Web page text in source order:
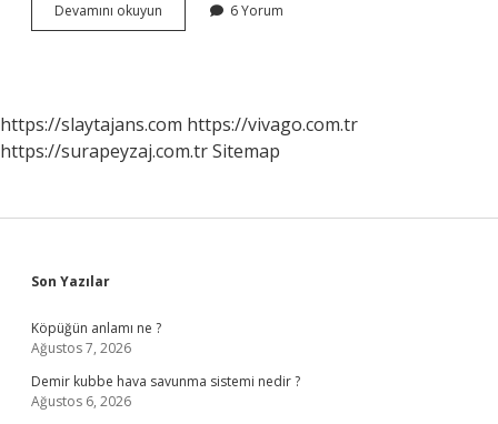
Devamını okuyun
Koreye
6 Yorum
https://slaytajans.com https://vivago.com.tr
https://surapeyzaj.com.trSitemap
Sidebar
Son Yazılar
Köpüğün anlamı ne ?
Ağustos 7, 2026
Demir kubbe hava savunma sistemi nedir ?
Ağustos 6, 2026